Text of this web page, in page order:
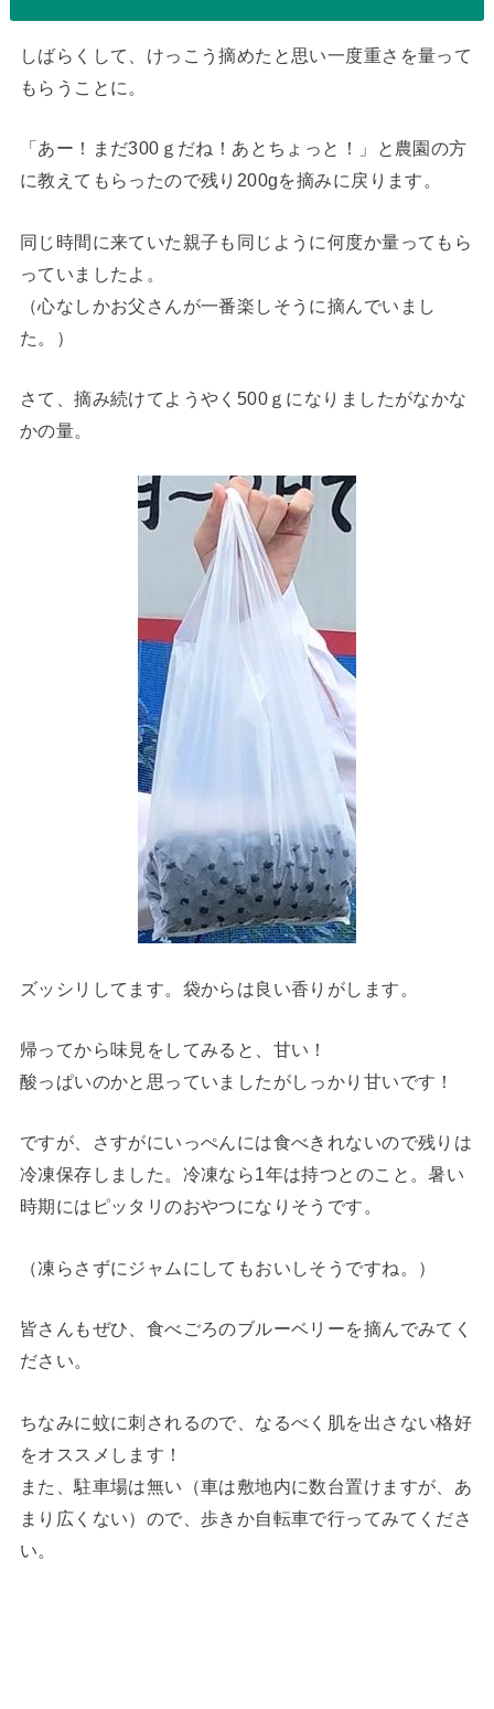
しばらくして、けっこう摘めたと思い一度重さを量って
もらうことに。
「あー！まだ300ｇだね！あとちょっと！」と農園の方
に教えてもらったので残り200gを摘みに戻ります。
同じ時間に来ていた親子も同じように何度か量ってもら
っていましたよ。
（心なしかお父さんが一番楽しそうに摘んでいまし
た。）
さて、摘み続けてようやく500ｇになりましたがなかな
かの量。
ズッシリしてます。袋からは良い香りがします。
帰ってから味見をしてみると、甘い！
酸っぱいのかと思っていましたがしっかり甘いです！
ですが、さすがにいっぺんには食べきれないので残りは
冷凍保存しました。冷凍なら1年は持つとのこと。暑い
時期にはピッタリのおやつになりそうです。
（凍らさずにジャムにしてもおいしそうですね。）
皆さんもぜひ、食べごろのブルーベリーを摘んでみてく
ださい。
ちなみに蚊に刺されるので、なるべく肌を出さない格好
をオススメします！
また、駐車場は無い（車は敷地内に数台置けますが、あ
まり広くない）ので、歩きか自転車で行ってみてくださ
い。